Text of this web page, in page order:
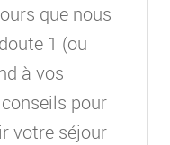
que nous
1 (ou
à vos
pour
votre séjour